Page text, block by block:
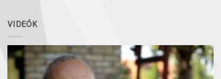
VIDEÓK